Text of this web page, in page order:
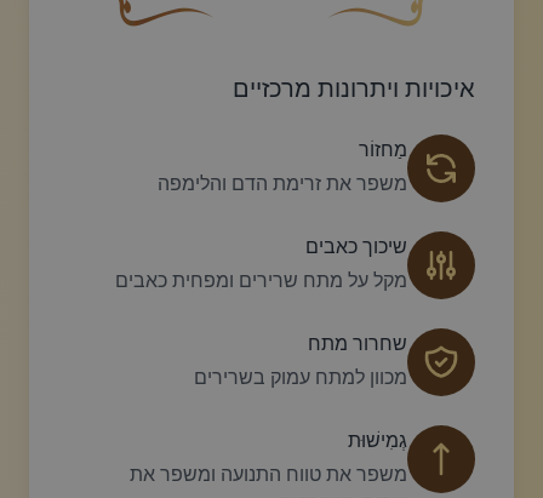
איכויות ויתרונות מרכזיים
מַחזוֹר
משפר את זרימת הדם והלימפה
שיכוך כאבים
מקל על מתח שרירים ומפחית כאבים
שחרור מתח
מכוון למתח עמוק בשרירים
גְמִישׁוּת
משפר את טווח התנועה ומשפר את